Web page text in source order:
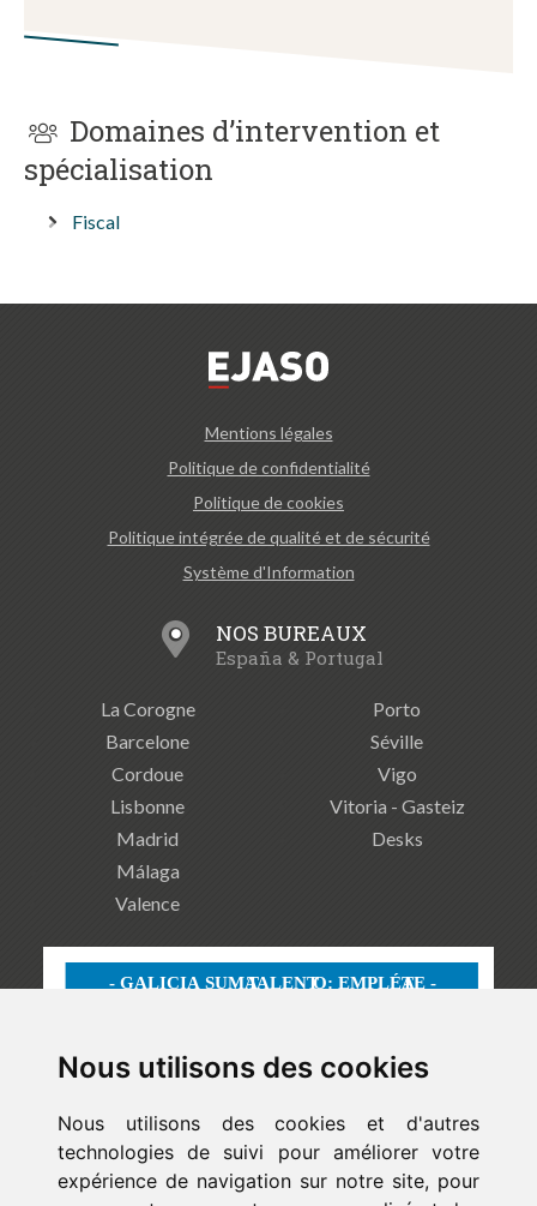
Nous utilisons des cookies
Nous utilisons des cookies et d'autres
technologies de suivi pour améliorer votre
expérience de navigation sur notre site, pour
Domaines d’intervention et
spécialisation
Fiscal
Mentions légales
Politique de confidentialité
Politique de cookies
Politique intégrée de qualité et de sécurité
Système d'Information
NOS BUREAUX
España & Portugal
La Corogne
Barcelone
Cordoue
Lisbonne
Madrid
Málaga
Valence
Porto
Séville
Vigo
Vitoria - Gasteiz
Desks